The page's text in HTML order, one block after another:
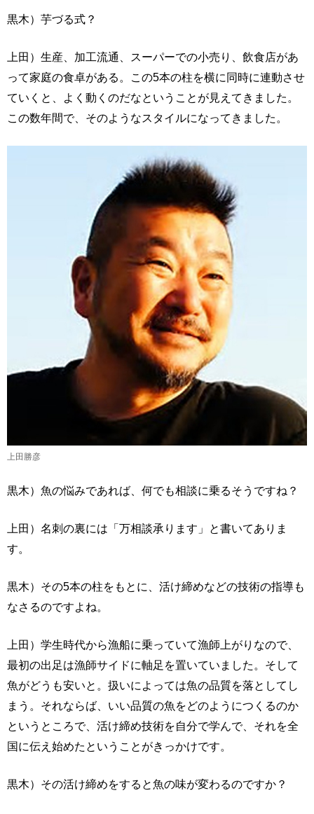
黒木）芋づる式？
上田）生産、加工流通、スーパーでの小売り、飲食店があ
って家庭の食卓がある。この5本の柱を横に同時に連動させ
ていくと、よく動くのだなということが見えてきました。
この数年間で、そのようなスタイルになってきました。
上田勝彦
黒木）魚の悩みであれば、何でも相談に乗るそうですね？
上田）名刺の裏には「万相談承ります」と書いてありま
す。
黒木）その5本の柱をもとに、活け締めなどの技術の指導も
なさるのですよね。
上田）学生時代から漁船に乗っていて漁師上がりなので、
最初の出足は漁師サイドに軸足を置いていました。そして
魚がどうも安いと。扱いによっては魚の品質を落としてし
まう。それならば、いい品質の魚をどのようにつくるのか
というところで、活け締め技術を自分で学んで、それを全
国に伝え始めたということがきっかけです。
黒木）その活け締めをすると魚の味が変わるのですか？